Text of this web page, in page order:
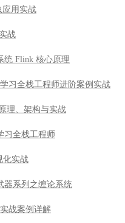
应用实战
战
统 Flink 核心原理
学习全栈工程师进阶案例实战
理、架构与实战
习全栈工程师
化实战
器系列之缠论系统
实战案例详解